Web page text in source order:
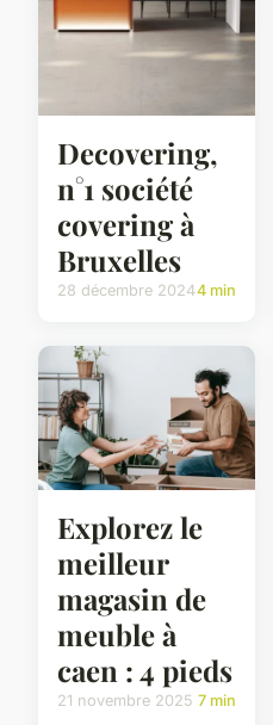
Decovering,
n°1 société
covering à
Bruxelles
28 décembre 20244 min
Explorez le
meilleur
magasin de
meuble à
caen : 4 pieds
21 novembre 2025 7 min